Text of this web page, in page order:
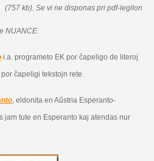
(757 kb). Se vi ne disponas pri pdf-legilon
NUANCE.
i.a. programeto EK por ĉapeligo de literoj
ĉapeligi tekstojn rete.
, eldonita en Aŭstria Esperanto-
jam tute en Esperanto kaj atendas nur